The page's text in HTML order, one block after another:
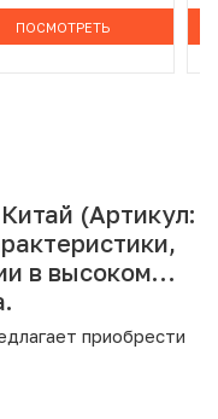
ПОСМОТРЕТЬ
(Артикул:
в высоком
приобрести